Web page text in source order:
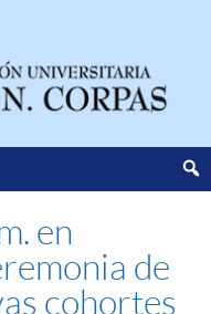
en
de
cohortes